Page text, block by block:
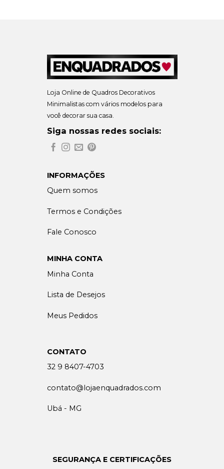
Loja Online de Quadros Decorativos
Minimalistas com vários modelos para
você decorar sua casa.
Siga nossas redes sociais:
INFORMAÇÕES
Quem somos
Termos e Condições
Fale Conosco
MINHA CONTA
Minha Conta
Lista de Desejos
Meus Pedidos
CONTATO
32 9 8407-4703
contato@lojaenquadrados.com
Ubá - MG
SEGURANÇA E CERTIFICAÇÕES